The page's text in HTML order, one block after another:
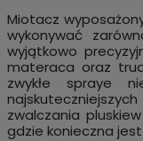
Miotacz
wykonywać
wyjątkowo
materaca oraz
zwykłe spraye
zwalczania
gdzie konieczna